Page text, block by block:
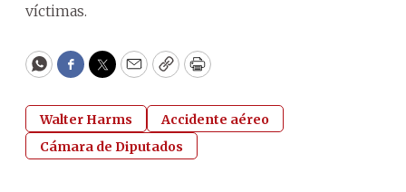
víctimas.
WhatsApp
Facebook
Twitter
EmailCopyPrint
Walter Harms
Accidente aéreo
Cámara de Diputados